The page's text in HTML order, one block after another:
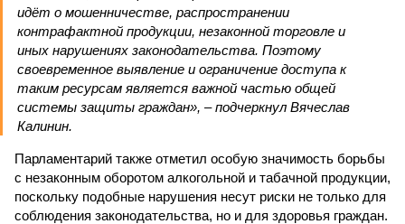
идёт о мошенничестве, распространении
контрафактной продукции, незаконной торговле и
иных нарушениях законодательства. Поэтому
своевременное выявление и ограничение доступа к
таким ресурсам является важной частью общей
системы защиты граждан», – подчеркнул Вячеслав
Калинин.
Парламентарий также отметил особую значимость борьбы
с незаконным оборотом алкогольной и табачной продукции,
поскольку подобные нарушения несут риски не только для
соблюдения законодательства, но и для здоровья граждан.